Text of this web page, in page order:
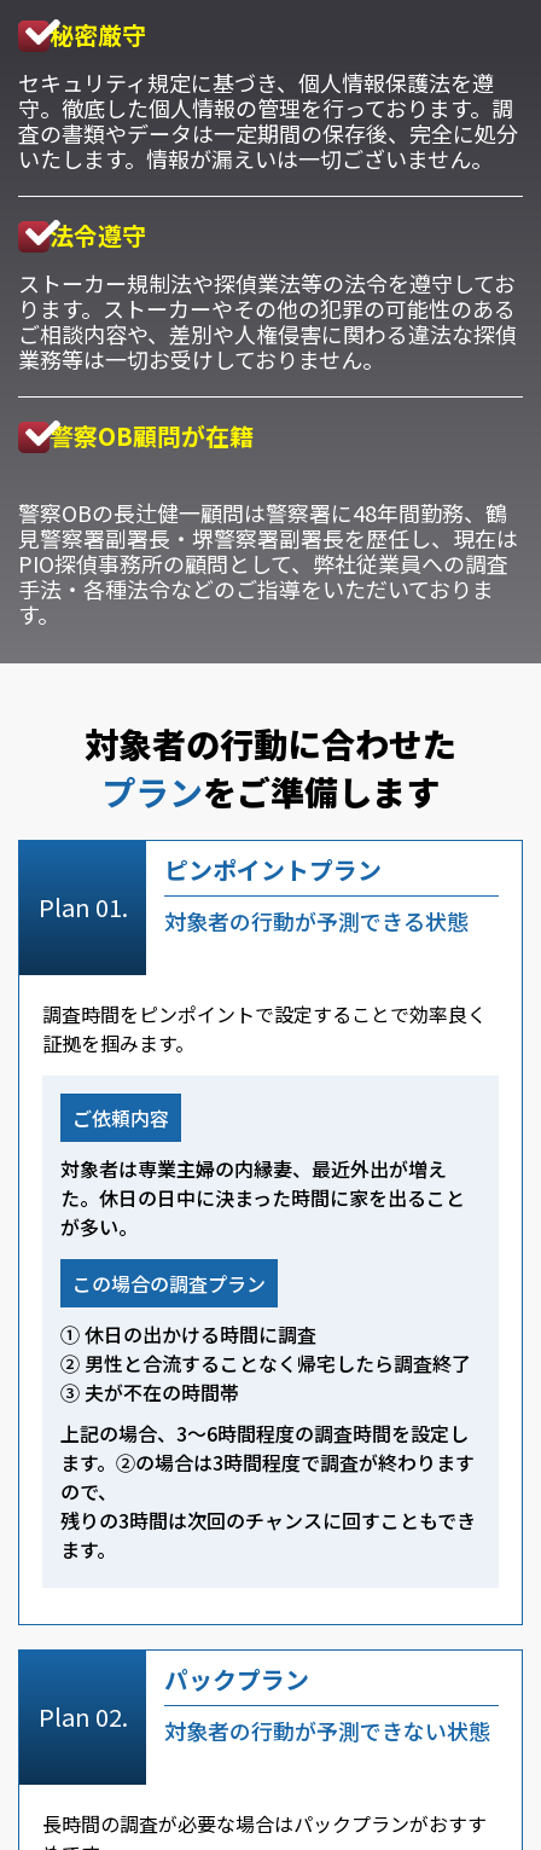
秘密厳守
セキュリティ規定に基づき、個人情報保護法を遵
守。徹底した個人情報の管理を行っております。調
査の書類やデータは一定期間の保存後、完全に処分
いたします。情報が漏えいは一切ございません。
法令遵守
ストーカー規制法や探偵業法等の法令を遵守してお
ります。ストーカーやその他の犯罪の可能性のある
ご相談内容や、差別や人権侵害に関わる違法な探偵
業務等は一切お受けしておりません。
警察OB顧問が在籍
警察OBの長辻健一顧問は警察署に48年間勤務、鶴
見警察署副署長・堺警察署副署長を歴任し、現在は
PIO探偵事務所の顧問として、弊社従業員への調査
手法・各種法令などのご指導をいただいておりま
す。
対象者の行動に合わせた
プランをご準備します
ピンポイントプラン
対象者の行動が予測できる状態
調査時間をピンポイントで設定することで効率良く
証拠を掴みます。
ご依頼内容
対象者は専業主婦の内縁妻、最近外出が増え
た。休日の日中に決まった時間に家を出ること
が多い。
この場合の調査プラン
① 休日の出かける時間に調査
② 男性と合流することなく帰宅したら調査終了
③ 夫が不在の時間帯
上記の場合、3～6時間程度の調査時間を設定し
ます。②の場合は3時間程度で調査が終わります
ので、
残りの3時間は次回のチャンスに回すこともでき
ます。
パックプラン
対象者の行動が予測できない状態
長時間の調査が必要な場合はパックプランがおすす